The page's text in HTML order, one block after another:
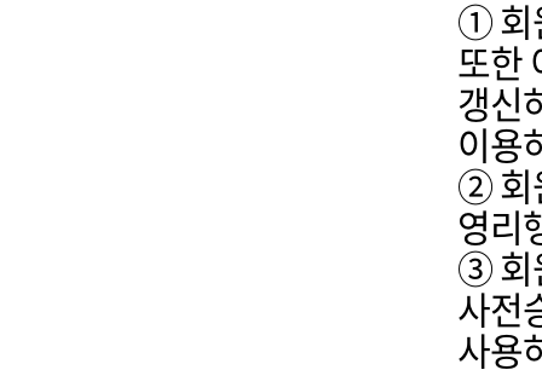
① 회
또한
갱신
이용
② 회
영리
③ 회
사전
사용